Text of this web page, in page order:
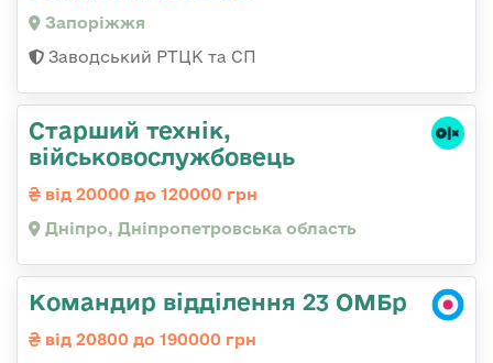
Запоріжжя
Заводський РТЦК та СП
Старший технік,
військовослужбовець
від 20000 до 120000 грн
Дніпро, Дніпропетровська область
Командир відділення 23 ОМБр
від 20800 до 190000 грн